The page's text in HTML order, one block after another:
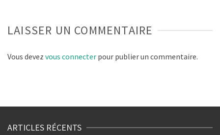
LAISSER UN COMMENTAIRE
Vous devez vous connecter pour publier un commentaire.
ARTICLES RÉCENTS